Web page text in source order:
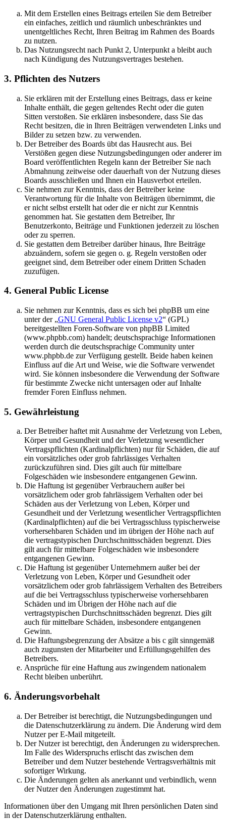
Mit dem Erstellen eines Beitrags erteilen Sie dem Betreiber
ein einfaches, zeitlich und räumlich unbeschränktes und
unentgeltliches Recht, Ihren Beitrag im Rahmen des Boards
zu nutzen.
Das Nutzungsrecht nach Punkt 2, Unterpunkt a bleibt auch
nach Kündigung des Nutzungsvertrages bestehen.
3. Pflichten des Nutzers
Sie erklären mit der Erstellung eines Beitrags, dass er keine
Inhalte enthält, die gegen geltendes Recht oder die guten
Sitten verstoßen. Sie erklären insbesondere, dass Sie das
Recht besitzen, die in Ihren Beiträgen verwendeten Links und
Bilder zu setzen bzw. zu verwenden.
Der Betreiber des Boards übt das Hausrecht aus. Bei
Verstößen gegen diese Nutzungsbedingungen oder anderer im
Board veröffentlichten Regeln kann der Betreiber Sie nach
Abmahnung zeitweise oder dauerhaft von der Nutzung dieses
Boards ausschließen und Ihnen ein Hausverbot erteilen.
Sie nehmen zur Kenntnis, dass der Betreiber keine
Verantwortung für die Inhalte von Beiträgen übernimmt, die
er nicht selbst erstellt hat oder die er nicht zur Kenntnis
genommen hat. Sie gestatten dem Betreiber, Ihr
Benutzerkonto, Beiträge und Funktionen jederzeit zu löschen
oder zu sperren.
Sie gestatten dem Betreiber darüber hinaus, Ihre Beiträge
abzuändern, sofern sie gegen o. g. Regeln verstoßen oder
geeignet sind, dem Betreiber oder einem Dritten Schaden
zuzufügen.
4. General Public License
Sie nehmen zur Kenntnis, dass es sich bei phpBB um eine
unter der „GNU General Public License v2“ (GPL)
bereitgestellten Foren-Software von phpBB Limited
(www.phpbb.com) handelt; deutschsprachige Informationen
werden durch die deutschsprachige Community unter
www.phpbb.de zur Verfügung gestellt. Beide haben keinen
Einfluss auf die Art und Weise, wie die Software verwendet
wird. Sie können insbesondere die Verwendung der Software
für bestimmte Zwecke nicht untersagen oder auf Inhalte
fremder Foren Einfluss nehmen.
5. Gewährleistung
Der Betreiber haftet mit Ausnahme der Verletzung von Leben,
Körper und Gesundheit und der Verletzung wesentlicher
Vertragspflichten (Kardinalpflichten) nur für Schäden, die auf
ein vorsätzliches oder grob fahrlässiges Verhalten
zurückzuführen sind. Dies gilt auch für mittelbare
Folgeschäden wie insbesondere entgangenen Gewinn.
Die Haftung ist gegenüber Verbrauchern außer bei
vorsätzlichem oder grob fahrlässigem Verhalten oder bei
Schäden aus der Verletzung von Leben, Körper und
Gesundheit und der Verletzung wesentlicher Vertragspflichten
(Kardinalpflichten) auf die bei Vertragsschluss typischerweise
vorhersehbaren Schäden und im übrigen der Höhe nach auf
die vertragstypischen Durchschnittsschäden begrenzt. Dies
gilt auch für mittelbare Folgeschäden wie insbesondere
entgangenen Gewinn.
Die Haftung ist gegenüber Unternehmern außer bei der
Verletzung von Leben, Körper und Gesundheit oder
vorsätzlichem oder grob fahrlässigem Verhalten des Betreibers
auf die bei Vertragsschluss typischerweise vorhersehbaren
Schäden und im Übrigen der Höhe nach auf die
vertragstypischen Durchschnittsschäden begrenzt. Dies gilt
auch für mittelbare Schäden, insbesondere entgangenen
Gewinn.
Die Haftungsbegrenzung der Absätze a bis c gilt sinngemäß
auch zugunsten der Mitarbeiter und Erfüllungsgehilfen des
Betreibers.
Ansprüche für eine Haftung aus zwingendem nationalem
Recht bleiben unberührt.
6. Änderungsvorbehalt
Der Betreiber ist berechtigt, die Nutzungsbedingungen und
die Datenschutzerklärung zu ändern. Die Änderung wird dem
Nutzer per E-Mail mitgeteilt.
Der Nutzer ist berechtigt, den Änderungen zu widersprechen.
Im Falle des Widerspruchs erlischt das zwischen dem
Betreiber und dem Nutzer bestehende Vertragsverhältnis mit
sofortiger Wirkung.
Die Änderungen gelten als anerkannt und verbindlich, wenn
der Nutzer den Änderungen zugestimmt hat.
Informationen über den Umgang mit Ihren persönlichen Daten sind
in der Datenschutzerklärung enthalten.